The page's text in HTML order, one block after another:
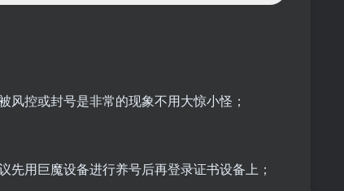
控或封号是非常的现象不用大惊小怪；
用巨魔设备进行养号后再登录证书设备上；